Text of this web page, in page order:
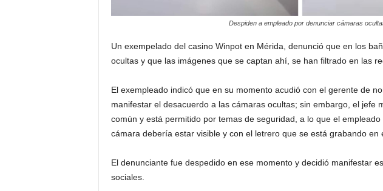
Despiden a empleado por denunciar cámaras
Un exempelado del casino Winpot en Mérida, denunció que en los
ocultas y que las imágenes que se captan ahí, se han filtrado en las
El exempleado indicó que en su momento acudió con el gerente de
manifestar el desacuerdo a las cámaras ocultas; sin embargo, el jefe
común y está permitido por temas de seguridad, a lo que el
cámara debería estar visible y con el letrero que se está grabando en
El denunciante fue despedido en ese momento y decidió manifestar
sociales.